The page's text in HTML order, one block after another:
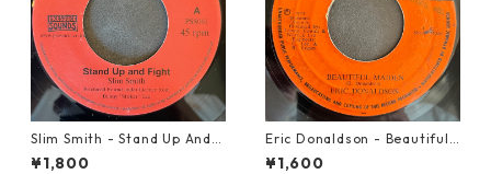
Slim Smith - Stand Up And F
ight 【7-21832】
¥1,800
Eric Donaldson - Beautiful
Maiden【7-21788】
¥1,600